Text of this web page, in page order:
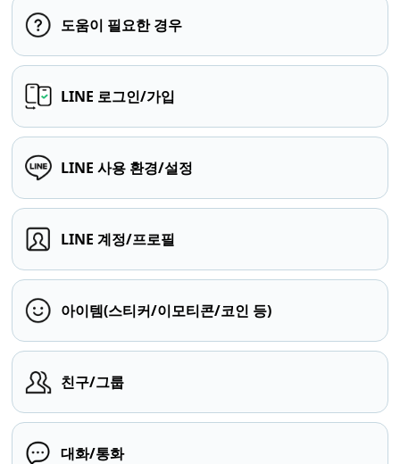
도움이 필요한 경우
LINE 로그인/가입
LINE 사용 환경/설정
LINE 계정/프로필
아이템(스티커/이모티콘/코인 등)
친구/그룹
대화/통화